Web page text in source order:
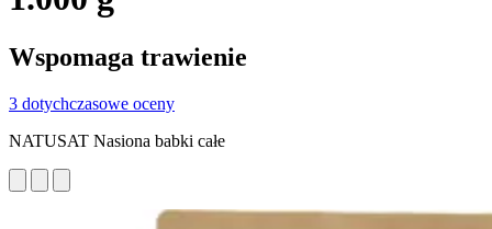
Wspomaga trawienie
3 dotychczasowe oceny
NATUSAT Nasiona babki całe